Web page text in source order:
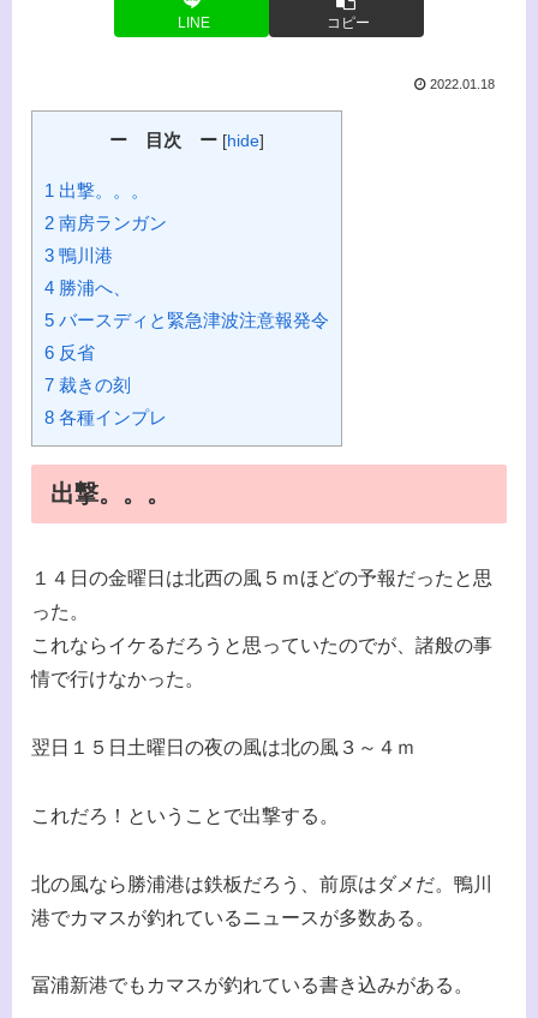
LINE コピー
2022.01.18
ー 目次 ー [hide]
1 出撃。。。
2 南房ランガン
3 鴨川港
4 勝浦へ、
5 バースディと緊急津波注意報発令
6 反省
7 裁きの刻
8 各種インプレ
出撃。。。
１４日の金曜日は北西の風５ｍほどの予報だったと思
った。
これならイケるだろうと思っていたのでが、諸般の事
情で行けなかった。
翌日１５日土曜日の夜の風は北の風３～４ｍ
これだろ！ということで出撃する。
北の風なら勝浦港は鉄板だろう、前原はダメだ。鴨川
港でカマスが釣れているニュースが多数ある。
冨浦新港でもカマスが釣れている書き込みがある。